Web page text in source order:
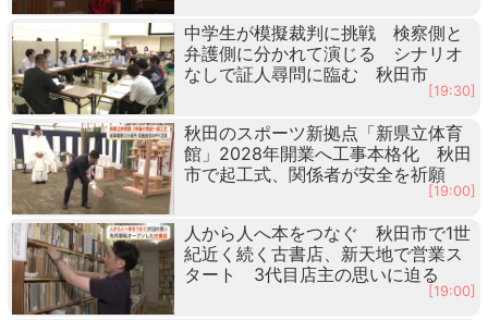
中学生が模擬裁判に挑戦 検察側と
弁護側に分かれて演じる シナリオ
なしで証人尋問に臨む 秋田市
[19:30]
秋田のスポーツ新拠点「新県立体育
館」2028年開業へ工事本格化 秋田
市で起工式、関係者が安全を祈願
[19:00]
人から人へ本をつなぐ 秋田市で1世
紀近く続く古書店、新天地で営業ス
タート 3代目店主の思いに迫る
[19:00]